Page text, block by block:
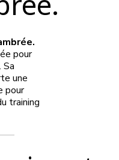
pour
une
pour
training